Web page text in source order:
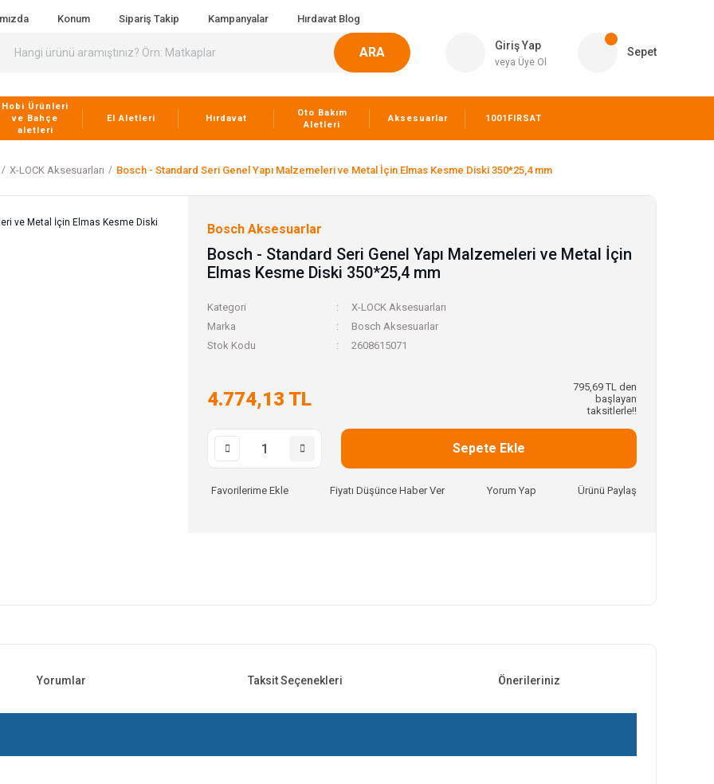
Konum Sipariş Takip Kampanyalar Hırdavat Blog
ARA Giriş Yap
veya Üye Ol
Sepet
Hobi Ürünleri
ve Bahçe
aletleri
El Aletleri Hırdavat
Oto Bakım
Aletleri
Aksesuarlar 1001FIRSAT
X-LOCK Aksesuarları Bosch - Standard Seri Genel Yapı Malzemeleri ve Metal İçin Elmas Kesme Diski 350*25,4 mm
Bosch Aksesuarlar
Bosch - Standard Seri Genel Yapı Malzemeleri ve Metal İçin
Elmas Kesme Diski 350*25,4 mm
Kategori
X-LOCK Aksesuarları
Marka
Bosch Aksesuarlar
Stok Kodu
2608615071
4.774,13 TL
795,69 TL den
başlayan
taksitlerle!!
Sepete Ekle
Fiyatı Düşünce Haber Ver Yorum Yap Ürünü Paylaş
Yorumlar Taksit Seçenekleri Önerileriniz